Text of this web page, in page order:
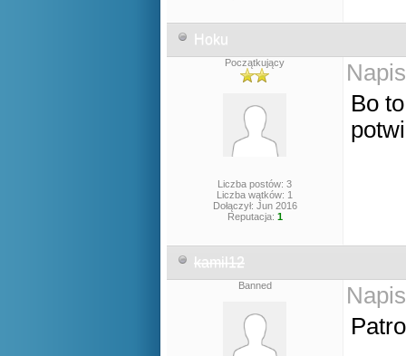
Hoku
Początkujący
Liczba postów: 3
Liczba wątków: 1
Dołączył: Jun 2016
Reputacja: 1
Bo
kamil12
Banned